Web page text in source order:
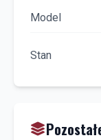
Model
Stan